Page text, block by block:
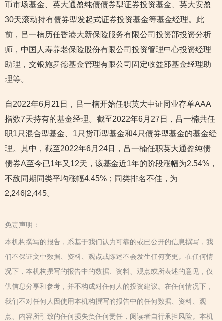
币市场基金、英大通盈纯债债券型证券投资基金、英大安盈
30天滚动持有债券型发起式证券投资基金等基金经理。此
前，吕一楠历任香港大新保险服务有限公司投资部投资分析
师，中国人寿养老保险股份有限公司投资管理中心投资经理
助理，交银施罗德基金管理有限公司固定收益部基金经理助
理等。
自2022年6月21日，吕一楠开始任职英大中证同业存单AAA
指数7天持有的基金经理。截至2022年6月27日，吕一楠共任
职1只混合型基金、1只货币型基金和4只债券型基金的基金经
理。其中，截至2022年6月24日，吕一楠任职英大通盈纯债
债券A至今已1年又12天，该基金近1年的阶段涨幅为2.54%，
不敌同期同类平均涨幅4.45%；同类排名不佳，为
2,246|2,445。
免责声明：
本机构撰写的报告，系基于我们认为可靠的或已公开的信息撰写，我
们不保证文中数据、资料、观点或陈述不会发生任何变更。在任何情
况下，本机构撰写的报告中的数据、资料、观点或所表述的意见，仅
供信息分享和参考，并不构成对任何人的投资建议。在任何情况下，
我们不对任何人因使用本机构撰写的报告中的任何数据、资料、观
点、内容所引致的任何损失负任何责任，阅读者自行承担风险。本机